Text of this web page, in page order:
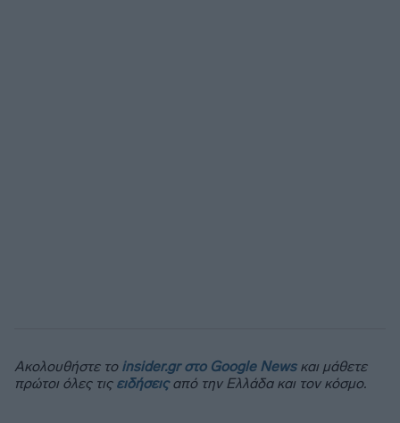
Ακολουθήστε το insider.gr στο Google Newsκαι μάθετε
πρώτοι όλες τις ειδήσειςαπό την Ελλάδα και τον κόσμο.